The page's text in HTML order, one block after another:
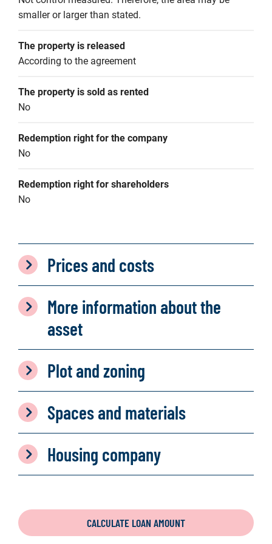
smaller or larger than stated.
The property is released
According to the agreement
The property is sold as rented
No
Redemption right for the company
No
Redemption right for shareholders
No
Prices and costs
More information about the
asset
Plot and zoning
Spaces and materials
Housing company
CALCULATE LOAN AMOUNT